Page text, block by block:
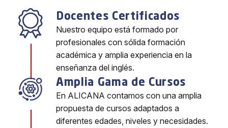
Docentes Certificados
Nuestro equipo está formado por
profesionales con sólida formación
académica y amplia experiencia en la
enseñanza del inglés.
Amplia Gama de Cursos
En ALICANA contamos con una amplia
propuesta de cursos adaptados a
diferentes edades, niveles y necesidades.